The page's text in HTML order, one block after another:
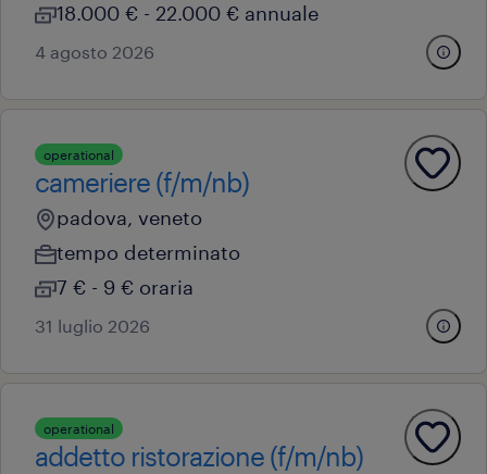
18.000 € - 22.000 € annuale
4 agosto 2026
operational
cameriere (f/m/nb)
padova, veneto
tempo determinato
7 € - 9 € oraria
31 luglio 2026
operational
addetto ristorazione (f/m/nb)